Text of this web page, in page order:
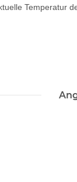
Temperatur